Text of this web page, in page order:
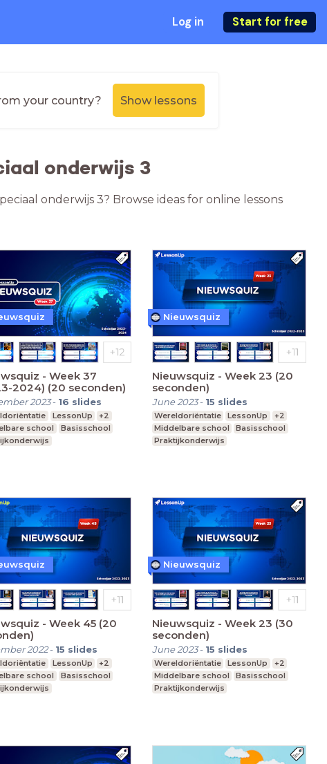
Log in Start for free
your country? Show lessons
onderwijs 3
onderwijs 3? Browse ideas for online lessons
- Week 37
2024) (20 seconden)
2023- 16 slides
LessonUp
+2
school
Basisschool
Nieuwsquiz - Week 23 (20
seconden)
June 2023- 15 slides
Wereldoriëntatie LessonUp
+2
Middelbare school
Basisschool
Praktijkonderwijs
Nieuwsquiz
- Week 45 (20
2022- 15 slides
LessonUp
+2
school
Basisschool
Nieuwsquiz - Week 23 (30
seconden)
June 2023- 15 slides
Wereldoriëntatie LessonUp
+2
Middelbare school
Basisschool
Praktijkonderwijs
Nieuwsquiz